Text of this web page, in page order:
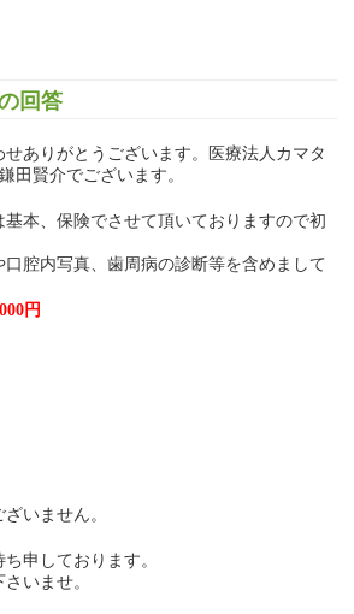
回答
せありがとうございます。医療法人カマタ
田賢介でございます。
基本、保険でさせて頂いておりますので初
腔内写真、歯周病の診断等を含めまして
円
いません。
申しております。
いませ。